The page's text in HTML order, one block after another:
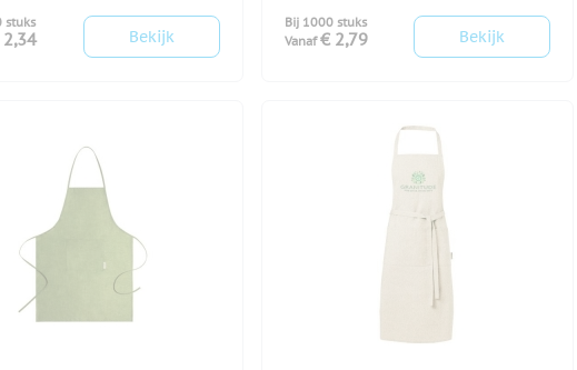
stuks
Bekijk
Bij 1000 stuks
Vanaf € 2,79 Bekijk